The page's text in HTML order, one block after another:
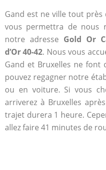
Gand est ne ville tout près
vous permettra de nous
notre adresse Gold Or
d’Or 40-42. Nous vous
Gand et Bruxelles ne font
pouvez regagner notre
ou en voiture. Si vous
arriverez à Bruxelles
trajet durera 1 heure.
allez faire 41 minutes de